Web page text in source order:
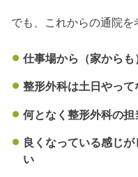
でも、これからの通院を
仕事場から（家から
整形外科は土日やって
何となく整形外科の
良くなっている感じ
い